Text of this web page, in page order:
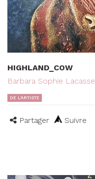
HIGHLAND_COW
Barbara Sophie Lacasse
DE L'ARTISTE
Partager Suivre